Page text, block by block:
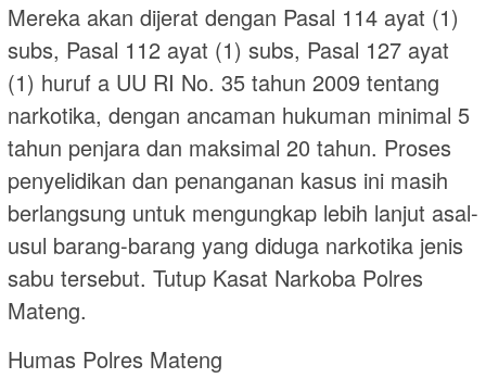
Mereka akan dijerat dengan Pasal 114 ayat (1)
subs, Pasal 112 ayat (1) subs, Pasal 127 ayat
(1) huruf a UU RI No. 35 tahun 2009 tentang
narkotika, dengan ancaman hukuman minimal 5
tahun penjara dan maksimal 20 tahun. Proses
penyelidikan dan penanganan kasus ini masih
berlangsung untuk mengungkap lebih lanjut asal-
usul barang-barang yang diduga narkotika jenis
sabu tersebut. Tutup Kasat Narkoba Polres
Mateng.
Humas Polres Mateng